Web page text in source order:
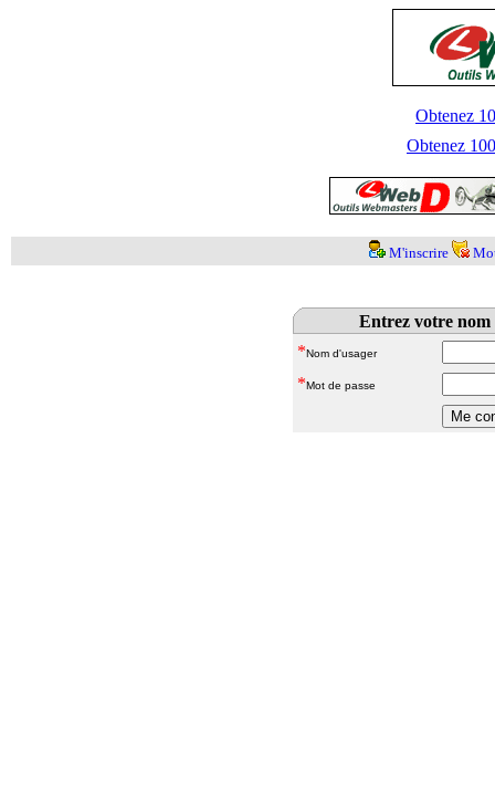
Obtenez
Obtenez
M'inscrire
Entrez votre nom
*Nom d'usager
*Mot de passe